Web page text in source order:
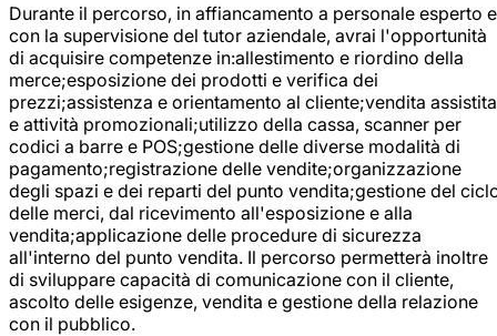
Durante il percorso, in affiancamento a personale esperto e
con la supervisione del tutor aziendale, avrai l'opportunità
di acquisire competenze in:allestimento e riordino della
merce;esposizione dei prodotti e verifica dei
prezzi;assistenza e orientamento al cliente;vendita assistita
e attività promozionali;utilizzo della cassa, scanner per
codici a barre e POS;gestione delle diverse modalità di
pagamento;registrazione delle vendite;organizzazione
degli spazi e dei reparti del punto vendita;gestione del
delle merci, dal ricevimento all'esposizione e alla
vendita;applicazione delle procedure di sicurezza
all'interno del punto vendita. Il percorso permetterà inoltre
di sviluppare capacità di comunicazione con il cliente,
ascolto delle esigenze, vendita e gestione della relazione
con il pubblico.